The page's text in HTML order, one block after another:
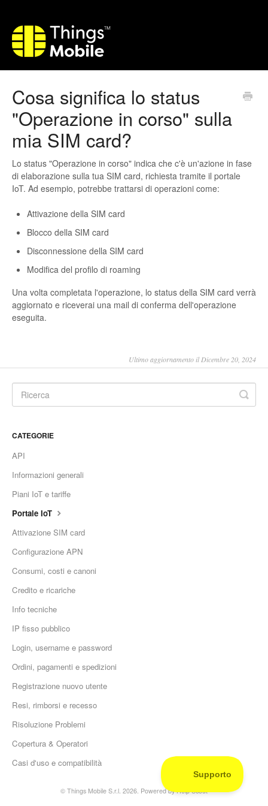
Cosa significa lo status
"Operazione in corso" sulla
mia SIM card?
Lo status "Operazione in corso" indica che c'è un'azione in fase
di elaborazione sulla tua SIM card, richiesta tramite il portale
IoT. Ad esempio, potrebbe trattarsi di operazioni come:
Attivazione della SIM card
Blocco della SIM card
Disconnessione della SIM card
Modifica del profilo di roaming
Una volta completata l'operazione, lo status della SIM card verrà
aggiornato e riceverai una mail di conferma dell'operazione
eseguita.
Ultimo aggiornamento il Dicembre 20, 2024
CATEGORIE
API
Informazioni generali
Piani IoT e tariffe
Portale IoT
Attivazione SIM card
Configurazione APN
Consumi, costi e canoni
Credito e ricariche
Info tecniche
IP fisso pubblico
Login, username e password
Ordini, pagamenti e spedizioni
Registrazione nuovo utente
Resi, rimborsi e recesso
Risoluzione Problemi
Copertura & Operatori
Casi d'uso e compatibilità
© Things Mobile S.r.l. 2026. Powered byHelp Scout